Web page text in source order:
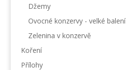
Džemy
Ovocné konzervy - velké balení
Zelenina v konzervě
Koření
Přílohy